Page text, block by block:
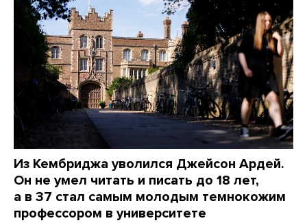
Из Кембриджа уволился Джейсон Ардей.
Он не умел читать и писать до 18 лет,
а в 37 стал самым молодым темнокожим
профессором в университете